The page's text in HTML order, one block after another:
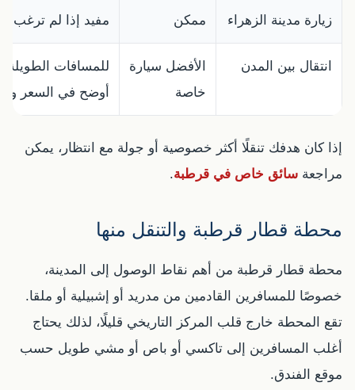
زيارة مدينة الزهراء ممكن مفيد إذا لم ترغب
انتقال بين المدن
الأفضل سيارة
خاصة
للمسافات
أوضح في السعر
إذا كان هدفك تنقلًا أكثر خصوصية أو جولة مع انتظار، يمكن
مراجعة سائق خاص في قرطبة.
محطة قطار قرطبة والتنقل منها
محطة قطار قرطبة من أهم نقاط الوصول إلى المدينة،
خصوصًا للمسافرين القادمين من مدريد أو إشبيلية أو ملقا.
تقع المحطة خارج قلب المركز التاريخي قليلًا، لذلك يحتاج
أغلب المسافرين إلى تاكسي أو باص أو مشي طويل حسب
موقع الفندق.